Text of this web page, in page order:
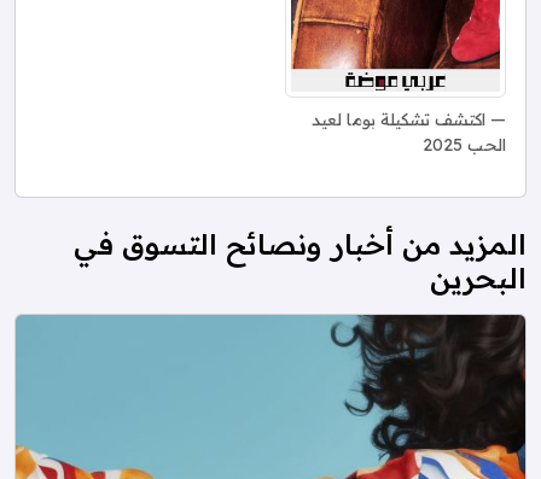
اكتشف تشكيلة بوما لعيد
الحب 2025
المزيد من أخبار ونصائح التسوق في
البحرين